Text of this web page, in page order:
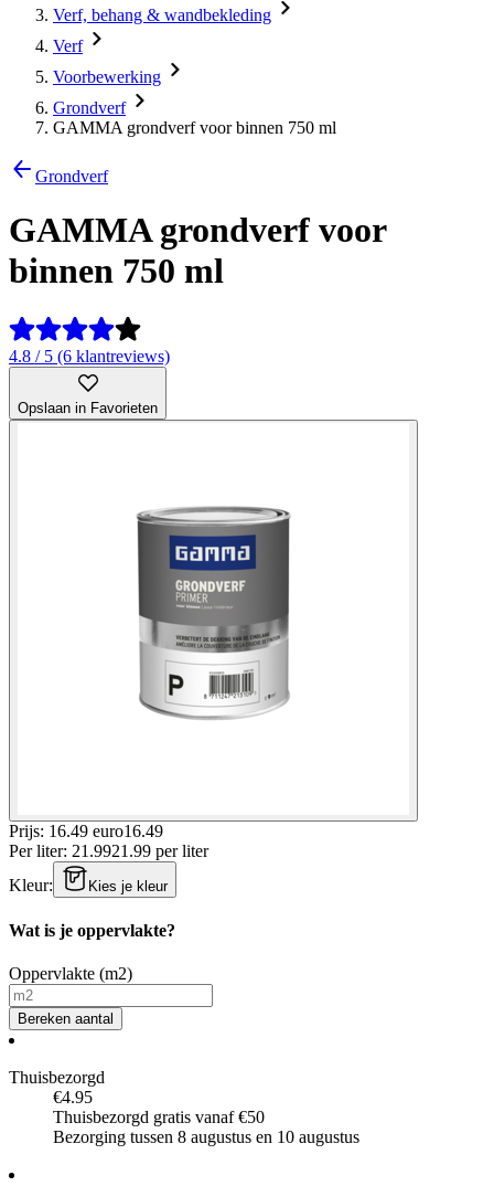
Verf, behang & wandbekleding
Verf
Voorbewerking
Grondverf
GAMMA grondverf voor binnen 750 ml
Grondverf
GAMMA grondverf voor
binnen 750 ml
4.8 / 5 (6 klantreviews)
Opslaan in Favorieten
Prijs: 16.49 euro16.49
Per liter: 21.9921.99 per liter
Kleur: Kies je kleur
Wat is je oppervlakte?
Oppervlakte (m2)
Bereken aantal
Thuisbezorgd
€4.95
Thuisbezorgd gratis vanaf €50
Bezorging tussen 8 augustus en 10 augustus